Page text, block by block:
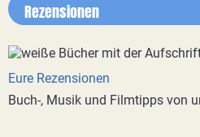
Rezensionen
Eure Rezensionen
Buch-, Musik und Filmtipps von